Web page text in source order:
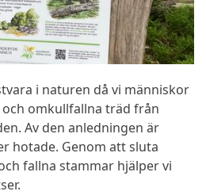
i naturen då vi människor
omkullfallna träd från
Av den anledningen är
hotade. Genom att sluta
fallna stammar hjälper vi